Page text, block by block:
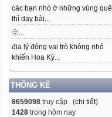
các bạn nhỏ ở những vùng quê
thì dạy bài...
🫥...
địa lý đóng vai trò không nhỏ
khiến Hoa Kỳ...
THỐNG KÊ
8659098 truy cập (chi tiết)
1428 trong hôm nay